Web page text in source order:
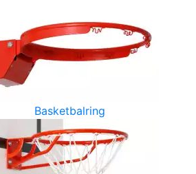
Basketbalring